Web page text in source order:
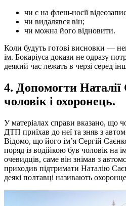
чи є на флеш-носії
чи видалявся він;
чи можна його відновити.
Коли будуть готові висновки —
ім. Бокаріуса докази не одразу
деякий час лежать в черзі серед
4. Допомогти
чоловік і охоронець.
У матеріалах справи вказано, що
ДТП приїхав до неї та зняв з
Відомо, що його ім’я Сергій
поряд із водійкою був чоловік на
очевидців, саме він знімав з
приходив підтримати Наталію
деякі полтавці називають